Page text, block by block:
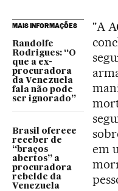
MAIS INFORMAÇÕES
Randolfe
Rodrigues: “O
que a ex-
procuradora
da Venezuela
fala não pode
ser ignorado”
Brasil oferece
receber de
“braços
abertos” a
procuradora
rebelde da
Venezuela
"A
em